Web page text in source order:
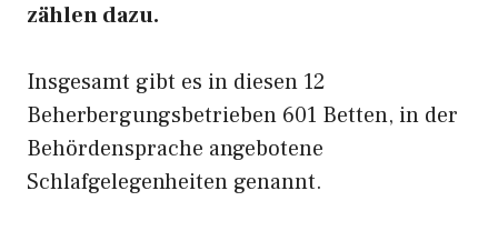
zählen dazu.
Insgesamt gibt es in diesen 12
Beherbergungsbetrieben 601 Betten, in der
Behördensprache angebotene
Schlafgelegenheiten genannt.